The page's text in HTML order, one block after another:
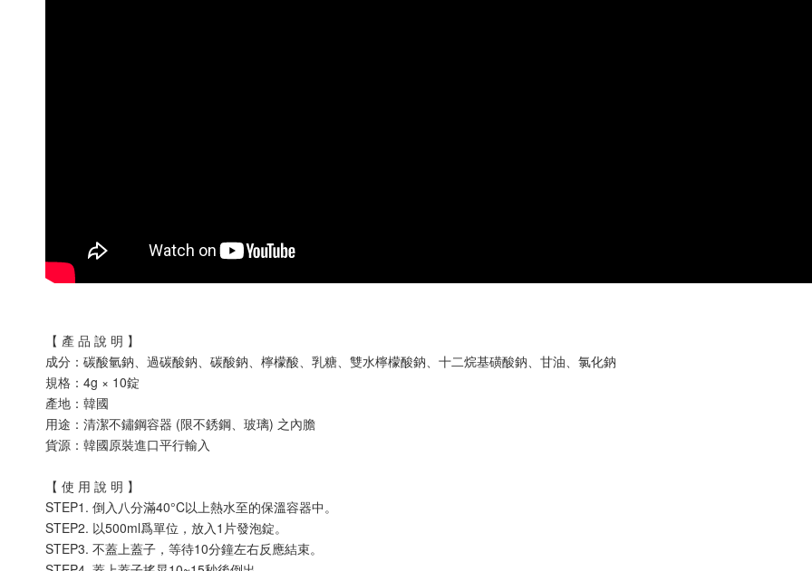
【 產 品 說 明 】
成分：碳酸氫鈉、過碳酸鈉、碳酸鈉、檸檬酸、乳糖、雙水檸檬酸鈉、十二烷基磺酸鈉、甘油、氯化鈉
規格：4g × 10錠
產地：韓國
用途：清潔不鏽鋼容器 (限不銹鋼、玻璃) 之內膽
貨源：韓國原裝進口平行輸入
【 使 用 說 明 】
STEP1. 倒入八分滿40°C以上熱水至的保溫容器中。
STEP2. 以500ml爲單位，放入1片發泡錠。
STEP3. 不蓋上蓋子，等待10分鐘左右反應結束。